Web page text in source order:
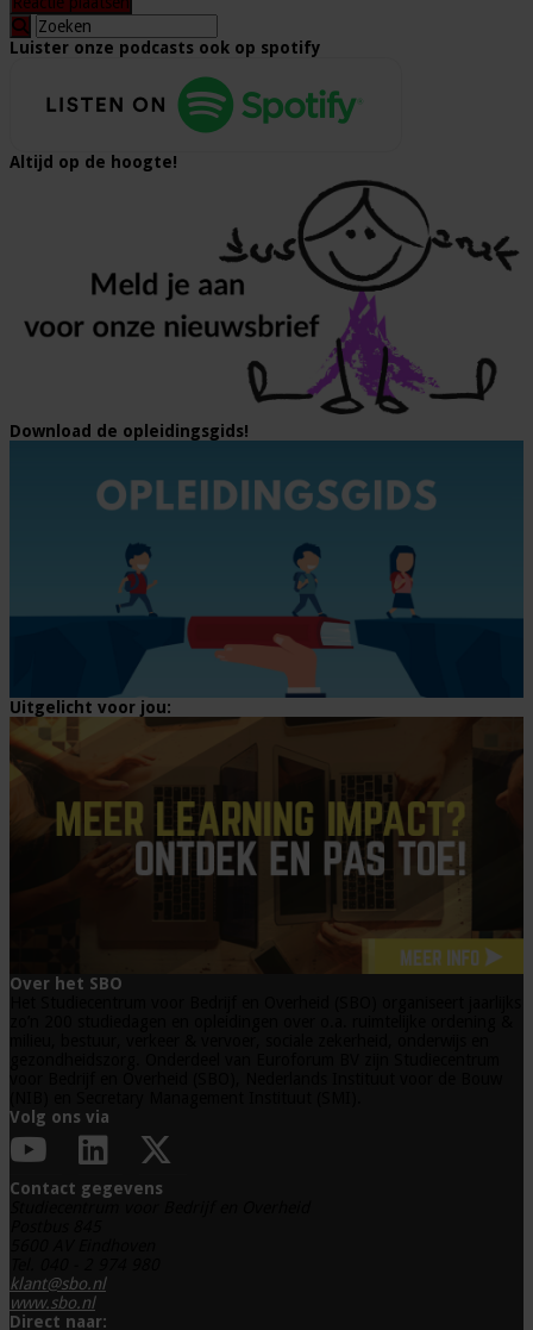
Luister onze podcasts ook op spotify
Altijd op de hoogte!
Download de opleidingsgids!
Uitgelicht voor jou:
Over het SBO
Volg ons via
Contact gegevens
klant@sbo.nl
www.sbo.nl
Direct naar: